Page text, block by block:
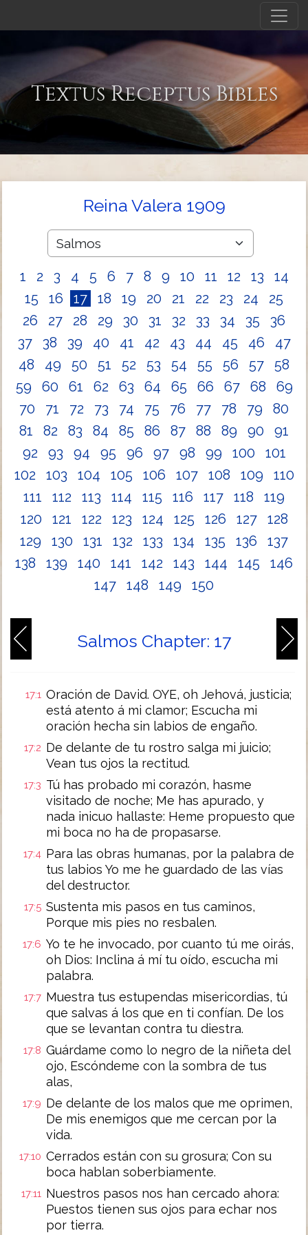
Textus Receptus Bibles
Reina Valera 1909
1 2 3 4 5 6 7 8 9 10 11 12 13
14
15
16 17 18 19 20 21 22 23 24
25
26
27 28 29 30 31 32 33 34 35
36
37
38 39 40 41 42 43 44 45 46
47
48
49 50 51 52 53 54 55 56 57
58
59
60 61 62 63 64 65 66 67 68
69
70
71 72 73 74 75 76 77 78 79
80
81
82 83 84 85 86 87 88 89 90
91
92
93 94 95 96 97 98 99 100
101
102
103 104 105 106 107 108 109
110
111
112 113 114 115 116 117 118
119
120
121 122 123 124 125 126 127
128
129
130 131 132 133 134 135 136
137
138
139 140 141 142 143 144 145
146
147
148 149 150
Salmos Chapter: 17
17:1 Oración de David. OYE, oh Jehová, justicia;
está atento á mi clamor; Escucha mi
oración hecha sin labios de engaño.
17:2 De delante de tu rostro salga mi juicio;
Vean tus ojos la rectitud.
17:3 Tú has probado mi corazón, hasme
visitado de noche; Me has apurado, y
nada inicuo hallaste: Heme propuesto que
mi boca no ha de propasarse.
17:4 Para las obras humanas, por la palabra de
tus labios Yo me he guardado de las vías
del destructor.
17:5 Sustenta mis pasos en tus caminos,
Porque mis pies no resbalen.
17:6 Yo te he invocado, por cuanto tú me oirás,
oh Dios: Inclina á mí tu oído, escucha mi
palabra.
17:7 Muestra tus estupendas misericordias, tú
que salvas á los que en ti confían. De los
que se levantan contra tu diestra.
17:8 Guárdame como lo negro de la niñeta del
ojo, Escóndeme con la sombra de tus
alas,
17:9 De delante de los malos que me oprimen,
De mis enemigos que me cercan por la
vida.
17:10 Cerrados están con su grosura; Con su
boca hablan soberbiamente.
17:11 Nuestros pasos nos han cercado ahora:
Puestos tienen sus ojos para echar nos
por tierra.